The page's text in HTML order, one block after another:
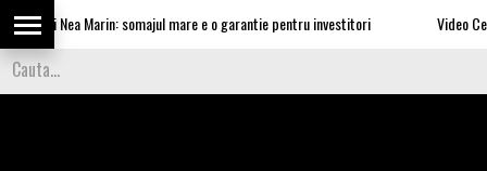
lui Nea Marin: somajul mare e o garantie pentru investitori Video Cea